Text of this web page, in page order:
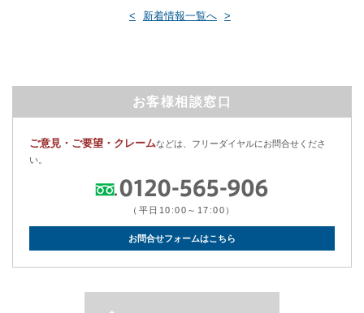
< 新着情報一覧へ >
お客様相談窓口
ご意見・ご要望・クレームなどは、フリーダイヤルにお問合せくださ
い。
（平日10:00～17:00）
お問合せフォームはこちら